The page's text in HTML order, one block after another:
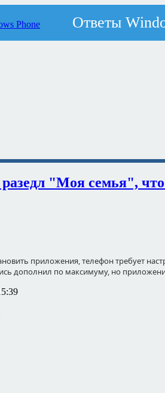
"Моя семья",
приложения, телефон требует
дополнил по максимуму, но